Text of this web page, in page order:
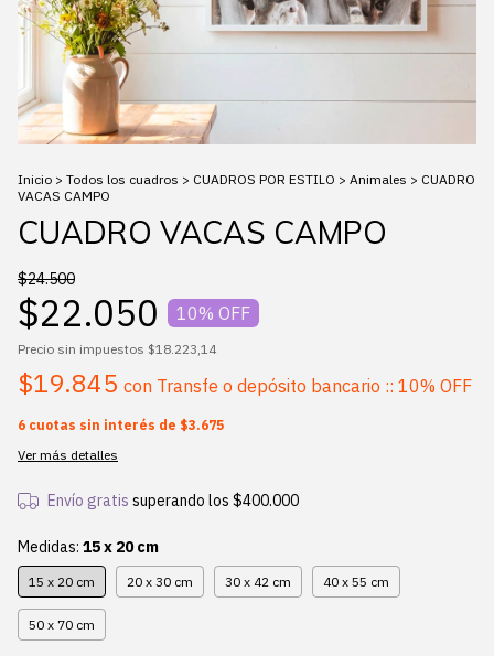
Inicio > Todos los cuadros > CUADROS POR ESTILO > Animales > CUADRO
VACAS CAMPO
CUADRO VACAS CAMPO
$24.500
$22.050 10% OFF
Precio sin impuestos $18.223,14
$19.845 con Transfe o depósito bancario :: 10% OFF
6 cuotas sin interés de $3.675
Ver más detalles
Envío gratis superando los $400.000
Medidas: 15 x 20 cm
15 x 20 cm 20 x 30 cm 30 x 42 cm 40 x 55 cm
50 x 70 cm